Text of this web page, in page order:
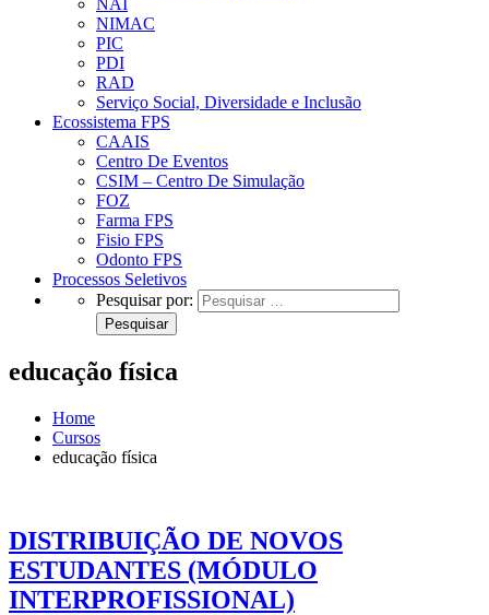
NAI
NIMAC
PIC
PDI
RAD
Serviço Social, Diversidade e Inclusão
Ecossistema FPS
CAAIS
Centro De Eventos
CSIM – Centro De Simulação
FOZ
Farma FPS
Fisio FPS
Odonto FPS
Processos Seletivos
Pesquisar por:
educação física
Home
Cursos
educação física
DISTRIBUIÇÃO DE NOVOS
ESTUDANTES (MÓDULO
INTERPROFISSIONAL)